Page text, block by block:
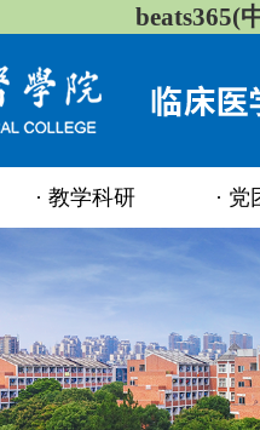
beats365(
教学科研 党